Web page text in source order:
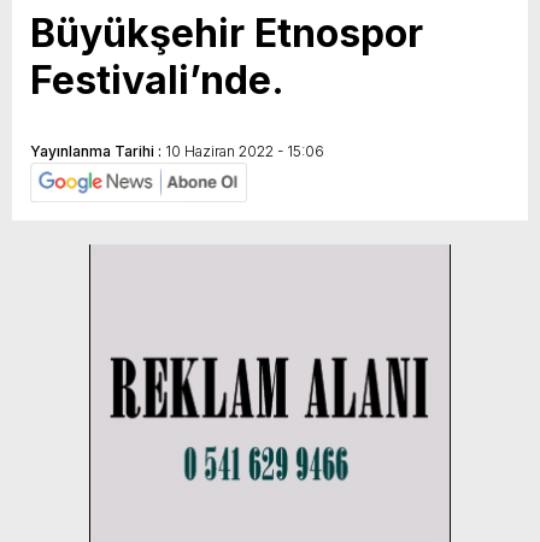
Büyükşehir Etnospor
Festivali’nde.
Yayınlanma Tarihi : 10 Haziran 2022 - 15:06